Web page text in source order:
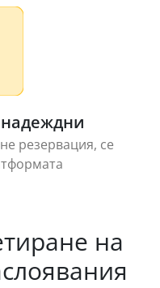
резервация, се
на